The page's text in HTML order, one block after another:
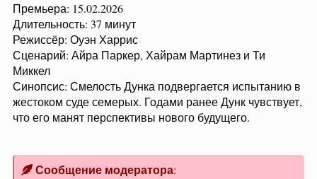
Премьера: 15.02.2026
Длительность: 37 минут
Режиссёр: Оуэн Харрис
Сценарий: Айра Паркер, Хайрам Мартинез и Ти
Миккел
Синопсис: Смелость Дунка подвергается испытанию в
жестоком суде семерых. Годами ранее Дунк чувствует,
что его манят перспективы нового будущего.
Сообщение модератора: